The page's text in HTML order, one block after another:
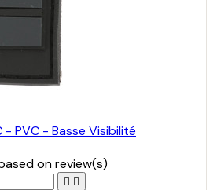
PVC - Basse Visibilité
onreview(s)
 